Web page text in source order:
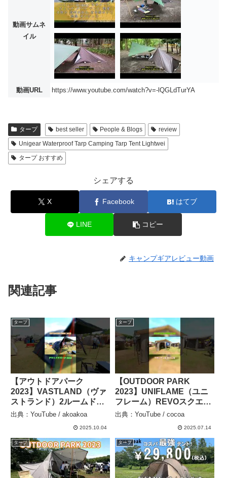
動画サムネ
イル
動画URL https://www.youtube.com/watch?v=-lQGLdTurYA
タープ best seller People & Blogs
review
Unigear Waterproof Tarp Camping Tarp Tent Lightwei
タープ おすすめ
シェアする
X Facebook はてブ
LINE コピー
キャンプギアレビュー動画
関連記事
タープ
【アウトドアパーク
2023】VASTLAND（ヴァ
ストランド）2ルームドー
ムテント Mサイズ シェル
紹介 #Short #ショート –
akoakoa
出典：YouTube / akoakoa
2025.10.04
タープ
【OUTDOOR PARK
2023】UNIFLAME（ユニ
フレーム）REVOスクエア
タープ 4×4 TC タン
ショート – cocoa
出典：YouTube / cocoa
2025.07.14
タープ タープ